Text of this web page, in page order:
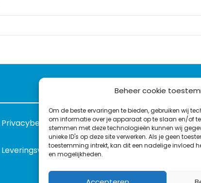
Beheer cookie
Om de beste ervaringen te bieden, gebruiken wij
om informatie over je apparaat op te slaan en/of
stemmen met deze technologieën kunnen wij
unieke ID's op deze site verwerken. Als je geen
toestemming intrekt, kan dit een nadelige invloed
en mogelijkheden.
Privacybeleid
Leveringsvoorwaarden
VOLG ONS OP:
L
i
n
e
T
w
F
a
c
o